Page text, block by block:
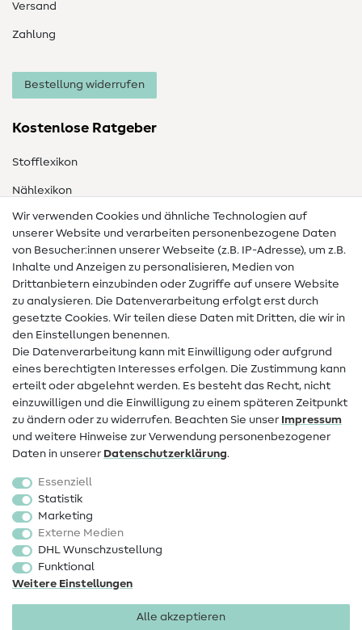
Versand
Zahlung
Bestellung widerrufen
Kostenlose Ratgeber
Stofflexikon
Nählexikon
Nähanleitungen
Hilfe & Kontakt
Kontakt
Infos zum Betreiberwechsel
Widerrufsrecht
Beliebt
Stoffe
Sale
Schnittmuster
Wir verwenden Cookies und ähnliche Technologien auf
unserer Website und verarbeiten personenbezogene Daten
von Besucher:innen unserer Webseite (z.B. IP-Adresse), um z.B.
Inhalte und Anzeigen zu personalisieren, Medien von
Drittanbietern einzubinden oder Zugriffe auf unsere Website
zu analysieren. Die Datenverarbeitung erfolgt erst durch
gesetzte Cookies. Wir teilen diese Daten mit Dritten, die wir in
den Einstellungen benennen.
Die Datenverarbeitung kann mit Einwilligung oder aufgrund
eines berechtigten Interesses erfolgen. Die Zustimmung kann
erteilt oder abgelehnt werden. Es besteht das Recht, nicht
einzuwilligen und die Einwilligung zu einem späteren Zeitpunkt
zu ändern oder zu widerrufen. Beachten Sie unser Impressum
und weitere Hinweise zur Verwendung personenbezogener
Daten in unserer Daten­schutz­erklärung.
Essenziell
Statistik
Marketing
Externe Medien
DHL Wunschzustellung
Funktional
Weitere Einstellungen
Alle akzeptieren